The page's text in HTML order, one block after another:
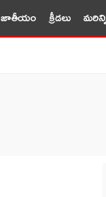
జాతీయం క్రీడలు మరిన్ని